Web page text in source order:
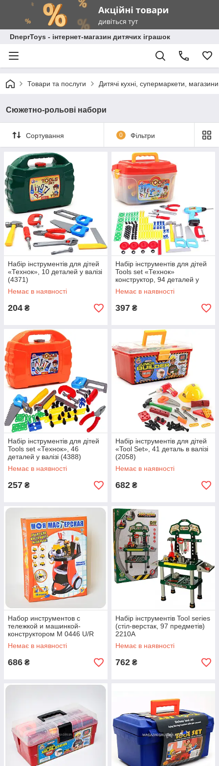
DneprToys - інтернет-магазин дитячих іграшок
Товари та послуги Дитячі кухні, супермаркети,
Сюжетно-рольові набори
Сортування 0 Фільтри
Набір інструментів для дітей
«Технок», 10 деталей у валізі
(4371)
Немає в наявності
204 ₴
Набір інструментів для дітей
Tools set «Технок»
конструктор, 94 деталей у
валізі (4395)
Немає в наявності
397 ₴
Набір інструментів для дітей
Tools set «Технок», 46
деталей у валізі (4388)
Немає в наявності
257 ₴
Набір інструментів для дітей
«Tool Set», 41 деталь в валізі
(2058)
Немає в наявності
682 ₴
Набор инструментов с
тележкой и машинкой-
конструктором M 0446 U/R
Немає в наявності
686 ₴
Набір інструментів Tool series
(стіл-верстак, 97 предметів)
2210A
Немає в наявності
762 ₴